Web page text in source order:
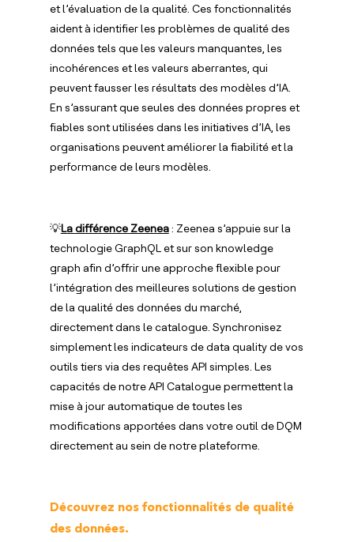
et l’évaluation de la qualité. Ces fonctionnalités
aident à identifier les problèmes de qualité des
données tels que les valeurs manquantes, les
incohérences et les valeurs aberrantes, qui
peuvent fausser les résultats des modèles d’IA.
En s’assurant que seules des données propres et
fiables sont utilisées dans les initiatives d’IA, les
organisations peuvent améliorer la fiabilité et la
performance de leurs modèles.
💡La différence Zeenea: Zeenea s’appuie sur la
technologie GraphQL et sur son knowledge
graph afin d’offrir une approche flexible pour
l’intégration des meilleures solutions de gestion
de la qualité des données du marché,
directement dans le catalogue. Synchronisez
simplement les indicateurs de data quality de vos
outils tiers via des requêtes API simples. Les
capacités de notre API Catalogue permettent la
mise à jour automatique de toutes les
modifications apportées dans votre outil de DQM
directement au sein de notre plateforme.
Découvrez nos fonctionnalités de qualité
des données.